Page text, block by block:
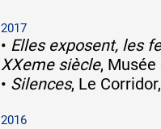
2017
• Elles exposent, les
XXeme siècle, Musée
• Silences, Le
2016